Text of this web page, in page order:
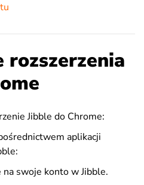
Jibble do Chrome:
aplikacji
na swoje konto w Jibble.